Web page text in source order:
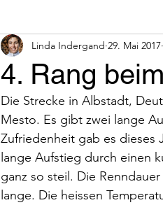
4. Rang
Linda Indergand 29. Mai 2017
Die Strecke in Albstadt,
Mesto. Es gibt zwei lange
Zufriedenheit gab es dieses
lange Aufstieg durch einen
ganz so steil. Die
lange. Die heissen